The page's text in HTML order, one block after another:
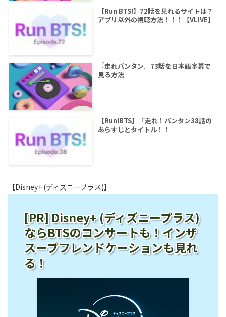
【Run BTS!】72話を見れるサイトは？
アプリ以外の視聴方法！！！【VLIVE】
『走れバンタン』73話を日本語字幕で
見る方法
【Run!BTS】「走れ！バンタン38話の
あらすじとタイトル！！
【Disney+ (ディズニープラス)】
[PR] Disney+ (ディズニープラス)
ならBTSのコンサートも！インザ
スープフレンドケーションも見れ
る！